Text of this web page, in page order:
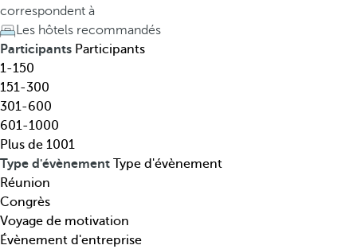
i
n
a
t
i
o
n
,
t
h
é
m
a
e
d
o
w
n
a
r
r
o
w
k
e
y
correspondent à
Les hôtels recommandés
Participants Participants
1-150
151-300
301-600
601-1000
Plus de 1001
Type d'évènement Type d'évènement
Réunion
Congrès
Voyage de motivation
Évènement d'entreprise